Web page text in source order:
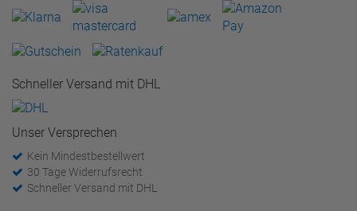
Schneller Versand mit DHL
Unser Versprechen
Kein Mindestbestellwert
30 Tage Widerrufsrecht
Schneller Versand mit DHL